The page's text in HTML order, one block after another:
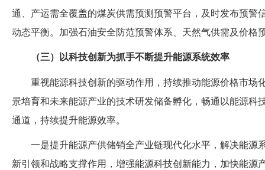
通、产运需全覆盖的煤炭供需预测预警平台，及时发布预警
动态平衡。加强石油安全防范预警体系、天然气供需及价格
（三） 以科技创新为抓手不断提升能源系统效率
重视能源科技创新的驱动作用，持续推动能源价格市场
景培育和未来能源产业的技术研发储备孵化，畅通以能源科
通道，持续提升能源效率。
一是提升能源产供储销全产业链现代化水平，解决能源
新引领和战略支撑作用，增强能源科技创新能力，加快能源